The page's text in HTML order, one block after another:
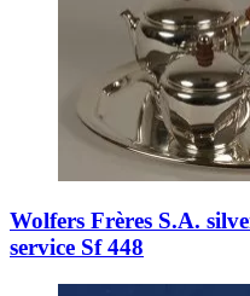
Wolfers Frères S.A.
service Sf 448